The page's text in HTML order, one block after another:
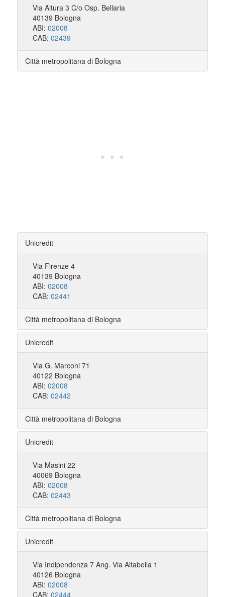
Via Altura 3 C/o Osp. Bellaria
40139 Bologna
ABI: 02008
CAB: 02439
Città metropolitana di Bologna
Unicredit
Via Firenze 4
40139 Bologna
ABI: 02008
CAB: 02441
Città metropolitana di Bologna
Unicredit
Via G. Marconi 71
40122 Bologna
ABI: 02008
CAB: 02442
Città metropolitana di Bologna
Unicredit
Via Masini 22
40069 Bologna
ABI: 02008
CAB: 02443
Città metropolitana di Bologna
Unicredit
Via Indipendenza 7 Ang. Via Altabella 1
40126 Bologna
ABI: 02008
CAB: 02444